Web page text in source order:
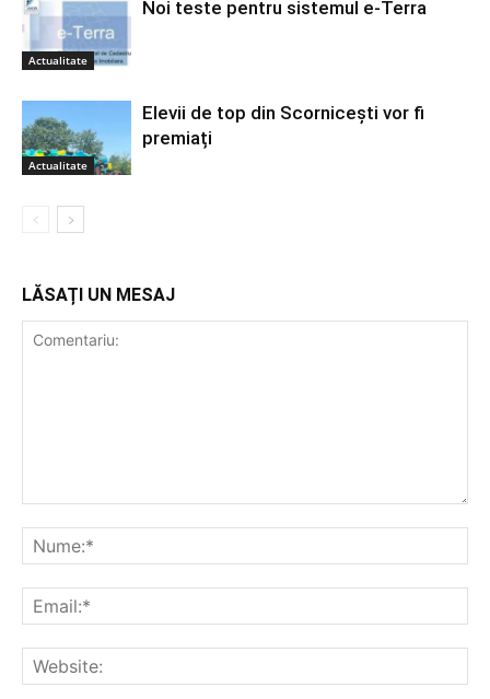
Actualitate
Noi teste pentru sistemul e-Terra
Actualitate
Elevii de top din Scornicești vor fi
premiați
LĂSAȚI UN MESAJ